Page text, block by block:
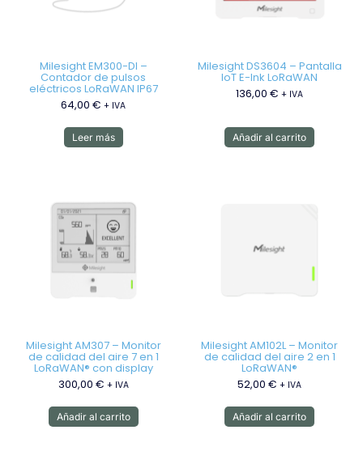
Milesight EM300-DI –
Contador de pulsos
eléctricos LoRaWAN IP67
64,00€ + IVA
Leer más
Milesight DS3604 – Pantalla
IoT E-Ink LoRaWAN
136,00€ + IVA
Añadir al carrito
Milesight AM307 – Monitor
de calidad del aire 7 en 1
LoRaWAN® con display
300,00 € + IVA
Añadir al carrito
Milesight AM102L – Monitor
de calidad del aire 2 en 1
LoRaWAN®
52,00€ + IVA
Añadir al carrito